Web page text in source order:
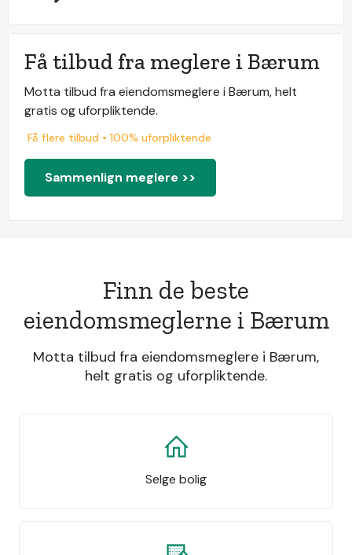
Få tilbud fra meglere i Bærum
Motta tilbud fra eiendomsmeglere i Bærum, helt
gratis og uforpliktende.
Få flere tilbud • 100% uforpliktende
Sammenlign meglere >>
Finn de beste
eiendomsmeglerne i Bærum
Motta tilbud fra eiendomsmeglere i Bærum,
helt gratis og uforpliktende.
Selge bolig